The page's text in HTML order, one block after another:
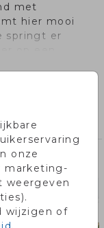
onze
marketing-
weergeven
wijzigen of
met
hier mooi
springt er
dan